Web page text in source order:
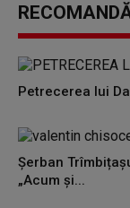
seconds
Petrecerea lui
Șerban
„Acum și...